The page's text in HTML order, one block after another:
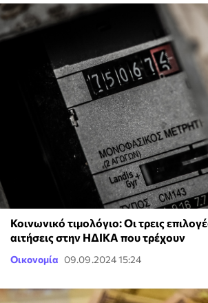
Κοινωνικό τιμολόγιο: Οι τρεις
αιτήσεις στην ΗΔΙΚΑ που τρέχουν
Οικονομία 09.09.2024 15:24